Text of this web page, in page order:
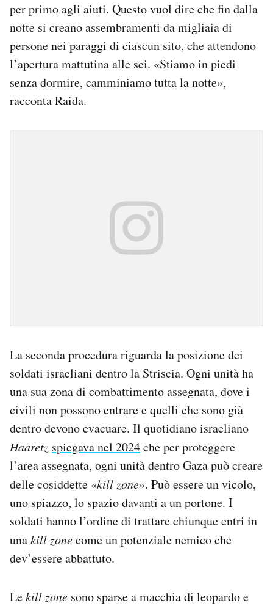
per primo agli aiuti. Questo vuol dire che fin dalla
notte si creano assembramenti da migliaia di
persone nei paraggi di ciascun sito, che attendono
l’apertura mattutina alle sei. «Stiamo in piedi
senza dormire, camminiamo tutta la notte»,
racconta Raida.
La seconda procedura riguarda la posizione dei
soldati israeliani dentro la Striscia. Ogni unità ha
una sua zona di combattimento assegnata, dove i
civili non possono entrare e quelli che sono già
dentro devono evacuare. Il quotidiano israeliano
Haaretz spiegava nel 2024che per proteggere
l’area assegnata, ogni unità dentro Gaza può creare
delle cosiddette «kill zone». Può essere un vicolo,
uno spiazzo, lo spazio davanti a un portone. I
soldati hanno l’ordine di trattare chiunque entri in
unakill zonecome un potenziale nemico che
dev’essere abbattuto.
Lekill zone sono sparse a macchia di leopardo e